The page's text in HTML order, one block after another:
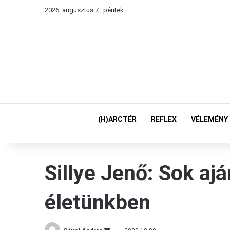
2026. augusztus 7., péntek
(H)ARCTÉR REFLEX VÉLEMÉNY
Sillye Jenő: Sok
életünkben